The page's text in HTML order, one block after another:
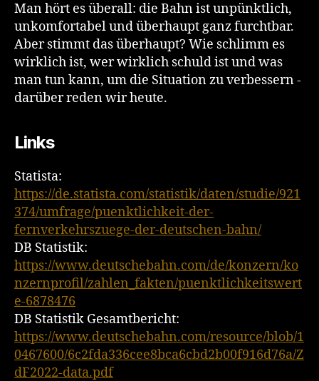
Man hört es überall: die Bahn ist unpünktlich,
unkomfortabel und überhaupt ganz furchtbar.
Aber stimmt das überhaupt? Wie schlimm es
wirklich ist, wer wirklich schuld ist und was
man tun kann, um die Situation zu verbessern -
darüber reden wir heute.
Links
Statista:
https://de.statista.com/statistik/daten/studie/921
374/umfrage/puenktlichkeit-der-
fernverkehrszuege-der-deutschen-bahn/
DB Statistik:
https://www.deutschebahn.com/de/konzern/ko
nzernprofil/zahlen_fakten/puenktlichkeitswert
e-6878476
DB Statistik Gesamtbericht:
https://www.deutschebahn.com/resource/blob/1
0467600/6c2fda336cee8bca6cbd2b00f916d76a/Z
dF2022-data.pdf